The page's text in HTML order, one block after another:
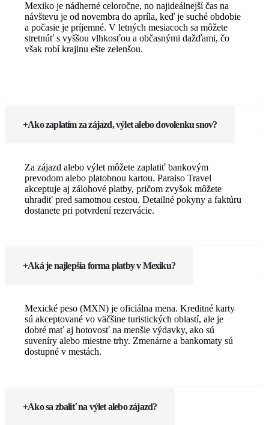
Mexiko je nádherné celoročne, no najideálnejší čas na
návštevu je od novembra do apríla, keď je suché obdobie
a počasie je príjemné. V letných mesiacoch sa môžete
stretnúť s vyššou vlhkosťou a občasnými dažďami, čo
však robí krajinu ešte zelenšou.
Ako zaplatím za zájazd, výlet alebo dovolenku snov?
Za zájazd alebo výlet môžete zaplatiť bankovým
prevodom alebo platobnou kartou. Paraiso Travel
akceptuje aj zálohové platby, pričom zvyšok môžete
uhradiť pred samotnou cestou. Detailné pokyny a faktúru
dostanete pri potvrdení rezervácie.
Aká je najlepšia forma platby v Mexiku?
Mexické peso (MXN) je oficiálna mena. Kreditné karty
sú akceptované vo väčšine turistických oblastí, ale je
dobré mať aj hotovosť na menšie výdavky, ako sú
suveníry alebo miestne trhy. Zmenárne a bankomaty sú
dostupné v mestách.
Ako sa zbaliť na výlet alebo zájazd?